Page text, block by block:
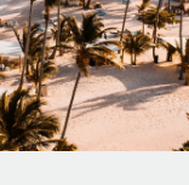
Team
über unser